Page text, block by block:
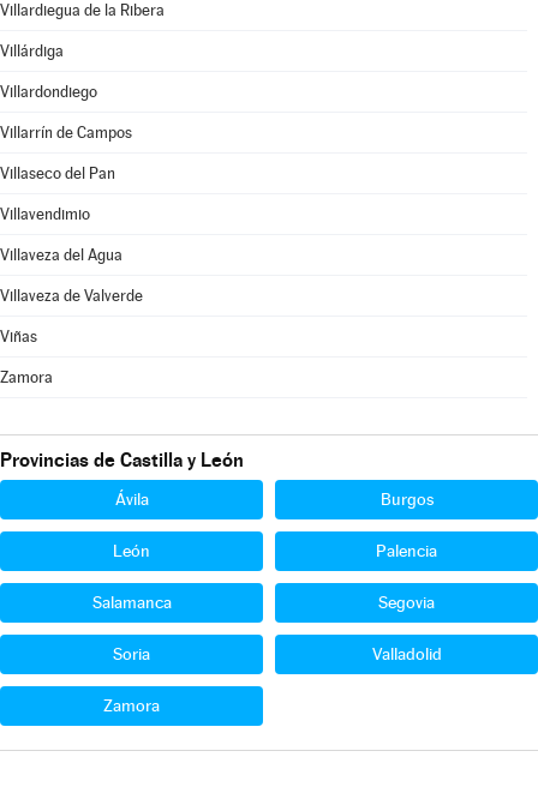
Villardiegua de la Ribera
Villárdiga
Villardondiego
Villarrín de Campos
Villaseco del Pan
Villavendimio
Villaveza del Agua
Villaveza de Valverde
Viñas
Zamora
Provincias de Castilla y León
Ávila Burgos
León Palencia
Salamanca Segovia
Soria Valladolid
Zamora